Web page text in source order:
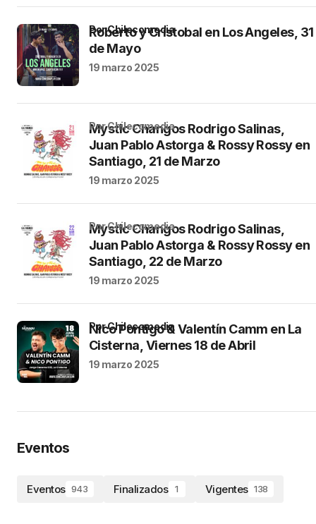
Roberto y Cristobal en Los Angeles, 31
de Mayo
por Chilecomedia
19 marzo 2025
Mystic Changos Rodrigo Salinas,
Juan Pablo Astorga & Rossy Rossy en
Santiago, 21 de Marzo
por Chilecomedia
19 marzo 2025
Mystic Changos Rodrigo Salinas,
Juan Pablo Astorga & Rossy Rossy en
Santiago, 22 de Marzo
por Chilecomedia
19 marzo 2025
Nico Pontigo & Valentín Camm en La
Cisterna, Viernes 18 de Abril
por Chilecomedia
19 marzo 2025
Eventos
Eventos 943 Finalizados 1 Vigentes 138